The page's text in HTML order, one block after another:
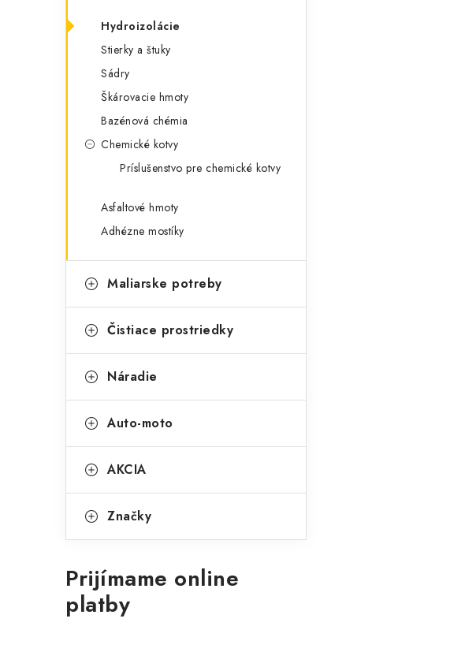
e
Hydroizolácie
Stierky a štuky
Sádry
Škárovacie hmoty
Bazénová chémia
Chemické kotvy
Príslušenstvo pre chemické kotvy
Asfaltové hmoty
Adhézne mostíky
Maliarske potreby
Čistiace prostriedky
Náradie
Auto-moto
AKCIA
Značky
Prijímame online
platby